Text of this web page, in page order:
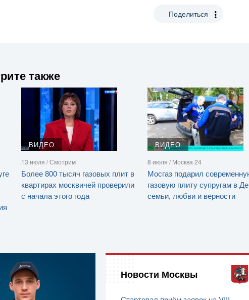
Поделиться
также
ВИДЕО
13 июля / Смотрим
Более 800 тысяч газовых плит в
квартирах москвичей проверили
с начала этого года
ВИДЕО
8 июля / Москва 24
Мосгаз подарил
газовую плиту супругам в
семьи, любви и верности
Новости Москвы